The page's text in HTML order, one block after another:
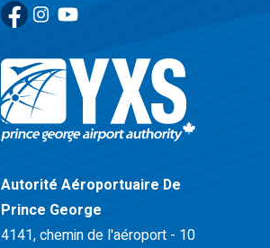
Facebook
(Link opens in new window)
Instagram
(Link opens in new window)
YouTube
(Link opens in new window)
Retour à la page d'accueil>
Autorité Aéroportuaire De
Prince George
4141, chemin de l'aéroport - 10